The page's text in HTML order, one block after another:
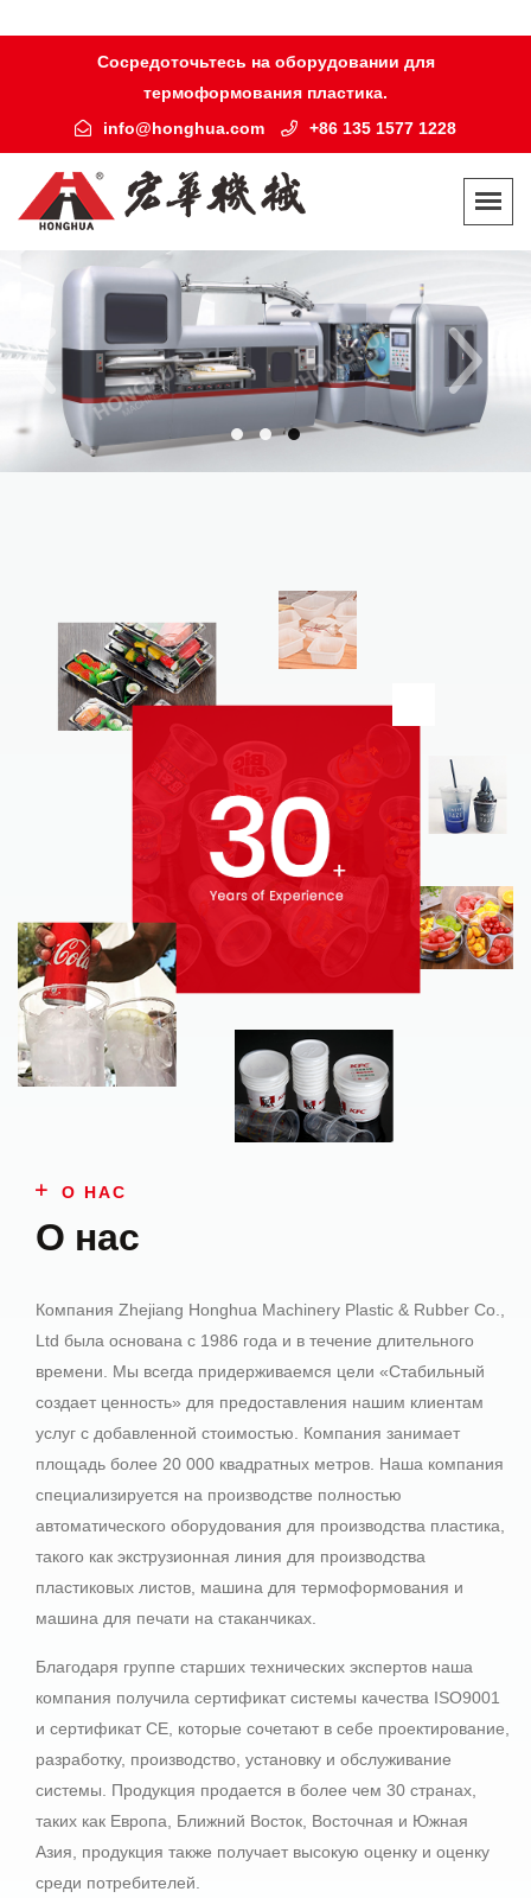
Сосредоточьтесь на оборудовании для
термоформования пластика.
info@honghua.com
+86 135 1577 1228
О НАС
О нас
Компания Zhejiang Honghua Machinery Plastic & Rubber Co.,
Ltd была основана с 1986 года и в течение длительного
времени. Мы всегда придерживаемся цели «Стабильный
создает ценность» для предоставления нашим клиентам
услуг с добавленной стоимостью. Компания занимает
площадь более 20 000 квадратных метров. Наша компания
специализируется на производстве полностью
автоматического оборудования для производства пластика,
такого как экструзионная линия для производства
пластиковых листов, машина для термоформования и
машина для печати на стаканчиках.
Благодаря группе старших технических экспертов наша
компания получила сертификат системы качества ISO9001
и сертификат CE, которые сочетают в себе проектирование,
разработку, производство, установку и обслуживание
системы. Продукция продается в более чем 30 странах,
таких как Европа, Ближний Восток, Восточная и Южная
Азия, продукция также получает высокую оценку и оценку
среди потребителей.